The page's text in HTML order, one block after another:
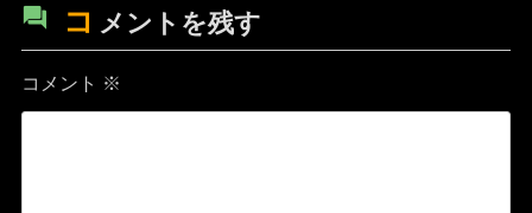
コ メントを残す
コメント ※